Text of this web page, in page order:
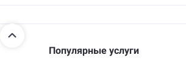
Популярные услуги